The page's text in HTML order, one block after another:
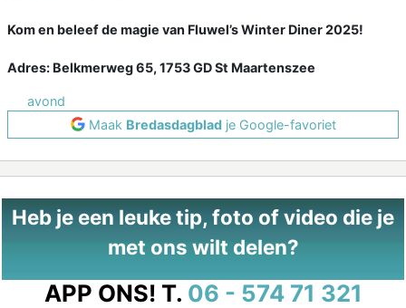
Kom en beleef de magie van Fluwel’s Winter Diner 2025!
Adres: Belkmerweg 65, 1753 GD St Maartenszee
avond
Maak Bredasdagbladje Google-favoriet
Heb je een leuke tip, foto of video die je
met ons wilt delen?
APP ONS! T. 06 - 574 71 321